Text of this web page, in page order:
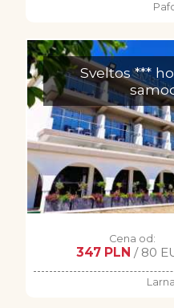
Sveltos ***
Cena od:
347 PLN / 80